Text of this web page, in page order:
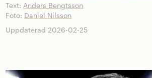
Text: Anders Bengtsson
Foto: Daniel Nilsson
Uppdaterad 2026-02-25